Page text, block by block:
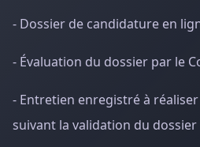
- Dossier de candidature en
- Évaluation du dossier par le
- Entretien enregistré à
suivant la validation du dossier